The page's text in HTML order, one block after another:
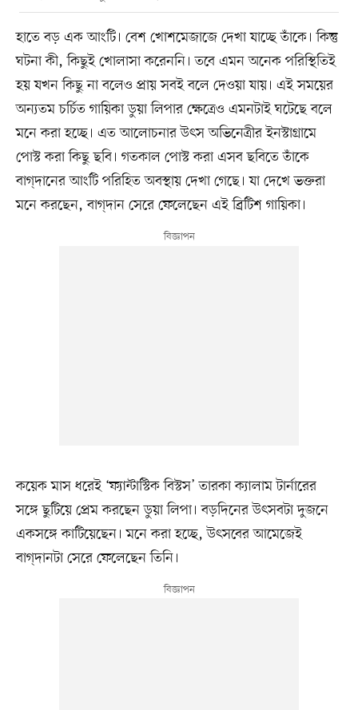
হাতে বড় এক আংটি। বেশ খোশমেজাজে দেখা যাচ্ছে তাঁকে। কিন্তু
ঘটনা কী, কিছুই খোলাসা করেননি। তবে এমন অনেক পরিস্থিতিই
হয় যখন কিছু না বলেও প্রায় সবই বলে দেওয়া যায়। এই সময়ের
অন্যতম চর্চিত গায়িকা ডুয়া লিপার ক্ষেত্রেও এমনটাই ঘটেছে বলে
মনে করা হচ্ছে। এত আলোচনার উৎস অভিনেত্রীর ইনস্টাগ্রামে
পোস্ট করা কিছু ছবি। গতকাল পোস্ট করা এসব ছবিতে তাঁকে
বাগ্‌দানের আংটি পরিহিত অবস্থায় দেখা গেছে। যা দেখে ভক্তরা
মনে করছেন, বাগ্‌দান সেরে ফেলেছেন এই ব্রিটিশ গায়িকা।
কয়েক মাস ধরেই ‘ফ্যান্টাস্টিক বিস্টস’ তারকা ক্যালাম টার্নারের
সঙ্গে ছুটিয়ে প্রেম করছেন ডুয়া লিপা। বড়দিনের উৎসবটা দুজনে
একসঙ্গে কাটিয়েছেন। মনে করা হচ্ছে, উৎসবের আমেজেই
বাগ্‌দানটা সেরে ফেলেছেন তিনি।